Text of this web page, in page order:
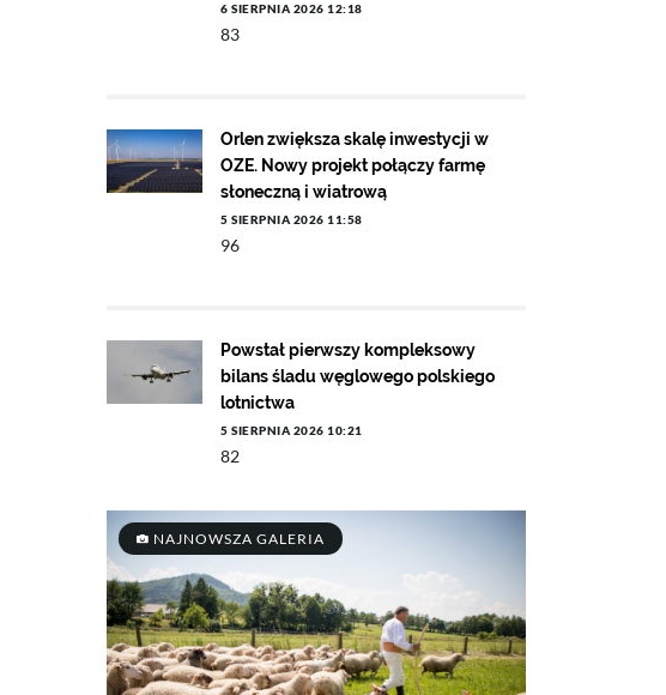
6 SIERPNIA 2026 12:18
83
Orlen zwiększa skalę inwestycji w
OZE. Nowy projekt połączy farmę
słoneczną i wiatrową
5 SIERPNIA 2026 11:58
96
Powstał pierwszy kompleksowy
bilans śladu węglowego polskiego
lotnictwa
5 SIERPNIA 2026 10:21
82
NAJNOWSZA GALERIA